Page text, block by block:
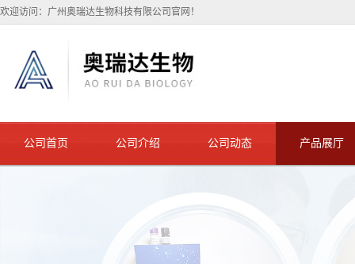
欢迎访问：广州奥瑞达生物科技有限公司官网！
公司首页 公司介绍 公司动态 产品展厅